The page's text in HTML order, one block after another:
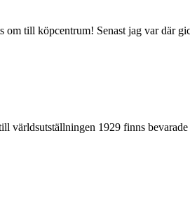
till köpcentrum! Senast jag var där
världsutställningen 1929 finns